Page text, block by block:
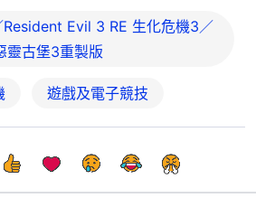
Evil 3 RE 生化危機3／
靈古堡3重製版
遊戲及電子競技